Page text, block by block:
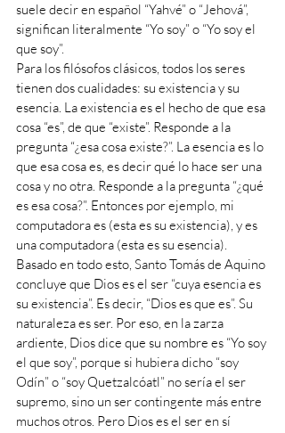
suele decir en español “Yahvé” o “Jehová”,
significan literalmente “Yo soy” o “Yo soy el
que soy”.
Para los filósofos clásicos, todos los seres
tienen dos cualidades: su existencia y su
esencia. La existencia es el hecho de que esa
cosa “es”, de que “existe”. Responde a la
pregunta “¿esa cosa existe?”. La esencia es lo
que esa cosa es, es decir qué lo hace ser una
cosa y no otra. Responde a la pregunta “¿qué
es esa cosa?”. Entonces por ejemplo, mi
computadora es (esta es su existencia), y es
una computadora (esta es su esencia).
Basado en todo esto, Santo Tomás de Aquino
concluye que Dios es el ser “cuya esencia es
su existencia”. Es decir, “Dios es que es”. Su
naturaleza es ser. Por eso, en la zarza
ardiente, Dios dice que su nombre es “Yo soy
el que soy”, porque si hubiera dicho “soy
Odín” o “soy Quetzalcóatl” no sería el ser
supremo, sino un ser contingente más entre
muchos otros. Pero Dios es el ser en sí